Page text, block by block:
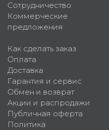
Сотрудничество
Коммерческие
предложения
Как сделать заказ
Оплата
Доставка
Гарантия и сервис
Обмен и возврат
Акции и распродажи
Публичная оферта
Политика